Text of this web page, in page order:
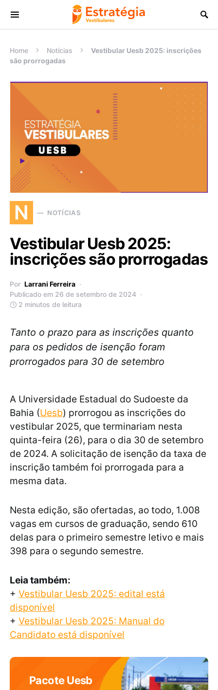
Procurar:
Home Notícias
Vestibular Uesb 2025: inscrições
são prorrogadas
N NOTÍCIAS
Vestibular Uesb 2025:
inscrições são prorrogadas
Por Larrani Ferreira
Publicado em 26 de setembro de 2024
2 minutos de leitura
Tanto o prazo para as inscrições quanto
para os pedidos de isenção foram
prorrogados para 30 de setembro
A Universidade Estadual do Sudoeste da
Bahia (Uesb) prorrogou as inscrições do
vestibular 2025, que terminariam nesta
quinta-feira (26), para o dia 30 de setembro
de 2024. A solicitação de isenção da taxa de
inscrição também foi prorrogada para a
mesma data.
Nesta edição, são ofertadas, ao todo, 1.008
vagas em cursos de graduação, sendo 610
delas para o primeiro semestre letivo e mais
398 para o segundo semestre.
Leia também:
+ Vestibular Uesb 2025: edital está
disponível
+ Vestibular Uesb 2025: Manual do
Candidato está disponível
Pacote Uesb